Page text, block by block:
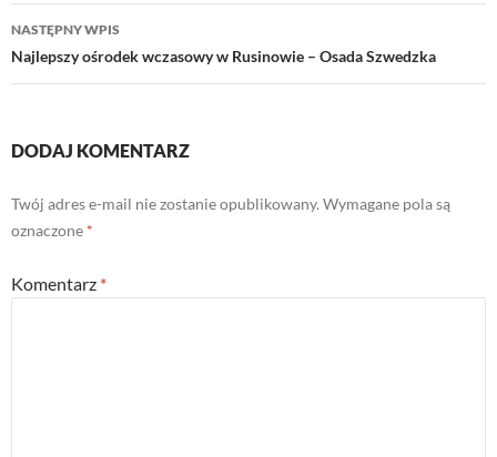
NASTĘPNY WPIS
Najlepszy ośrodek wczasowy w Rusinowie – Osada Szwedzka
DODAJ KOMENTARZ
Twój adres e-mail nie zostanie opublikowany. Wymagane pola są
oznaczone *
Komentarz *